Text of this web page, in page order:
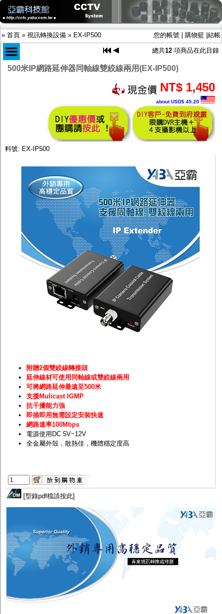
» 首頁 » 視訊轉換設備 » EX-IP500 您的帳號 購物籃 結帳
AHD DVR數位錄放影機
AHD半球型(適用屋內)
AHD中小型紅外線攝影機(適用騎樓、室內外)
AHD防護罩型攝影機(適用屋外，紅外線照射
距離遠）
傳統高解析攝影機
鏡頭
投光設備
防護罩及支架
多路攝影機單軸傳輸
監聽器.麥克風
網路設備
視訊轉換設備
雙絞線傳輸器
雜訊改善器
網路線用水晶頭
懶人線.同軸線.花線
線頭.插座.延長線.HDMI線
電腦工業機殼
客訂商品
總共12 項商品在此目錄
500米IP網路延伸器同軸線雙絞線兩用(EX-IP500)
NT$ 1,450
about USD$ 45.20
料號: EX-IP500
附贈2個雙絞線轉接頭
延伸線材可使用同軸線或雙絞線兩用
可將網路延伸最遠至500米
支援Mulicast IGMP
抗干擾能力強
即插即用無需設定安裝快速
網路速率100Mbps
電源使用DC 5V~12V
全金屬外殼，散熱佳，機體穩定度高
[型錄pdf檔請按此]